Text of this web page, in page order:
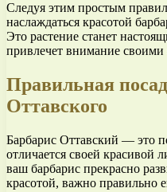
Следуя этим простым
наслаждаться красотой
Это растение станет
привлечет внимание
Правильная
Оттавского
Барбарис Оттавский — это
отличается своей красивой
ваш барбарис прекрасно
красотой, важно правильно